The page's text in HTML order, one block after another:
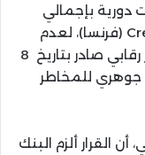
دورية بإجمالي
7,551,050 يورو على بنك Crédit Agricole (فرنسا)، لعدم
امتثاله لأحد المتطلبات الواردة في قرار رقابي صادر بتاريخ 8
جوهري للمخاطر
القرار ألزم البنك